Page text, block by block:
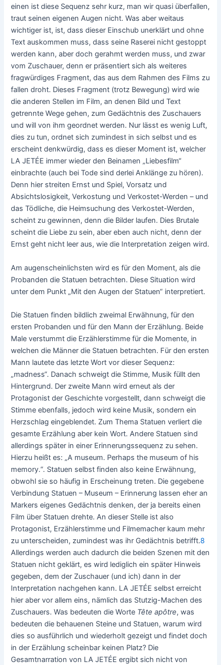
einen ist diese Sequenz sehr kurz, man wir quasi überfallen,
traut seinen eigenen Augen nicht. Was aber weitaus
wichtiger ist, ist, dass dieser Einschub unerklärt und ohne
Text auskommen muss, dass seine Raserei nicht gestoppt
werden kann, aber doch gerahmt werden muss, und zwar
vom Zuschauer, denn er präsentiert sich als weiteres
fragwürdiges Fragment, das aus dem Rahmen des Films zu
fallen droht. Dieses Fragment (trotz Bewegung) wird wie
die anderen Stellen im Film, an denen Bild und Text
getrennte Wege gehen, zum Gedächtnis des Zuschauers
und will von ihm geordnet werden. Nur lässt es wenig Luft,
dies zu tun, ordnet sich zumindest in sich selbst und es
erscheint denkwürdig, dass es dieser Moment ist, welcher
LA JETÉE immer wieder den Beinamen „Liebesfilm“
einbrachte (auch bei Tode sind derlei Anklänge zu hören).
Denn hier streiten Ernst und Spiel, Vorsatz und
Absichtslosigkeit, Verkostung und Verkostet-Werden – und
das Tödliche, die Heimsuchung des Verkostet-Werden,
scheint zu gewinnen, denn die Bilder laufen. Dies Brutale
scheint die Liebe zu sein, aber eben auch nicht, denn der
Ernst geht nicht leer aus, wie die Interpretation zeigen wird.
Am augenscheinlichsten wird es für den Moment, als die
Probanden die Statuen betrachten. Diese Situation wird
unter dem Punkt „Mit den Augen der Statuen“ interpretiert.
Die Statuen finden bildlich zweimal Erwähnung, für den
ersten Probanden und für den Mann der Erzählung. Beide
Male verstummt die Erzählerstimme für die Momente, in
welchen die Männer die Statuen betrachten. Für den ersten
Mann lautete das letzte Wort vor dieser Sequenz:
„madness“. Danach schweigt die Stimme, Musik füllt den
Hintergrund. Der zweite Mann wird erneut als der
Protagonist der Geschichte vorgestellt, dann schweigt die
Stimme ebenfalls, jedoch wird keine Musik, sondern ein
Herzschlag eingeblendet. Zum Thema Statuen verliert die
gesamte Erzählung aber kein Wort. Andere Statuen sind
allerdings später in einer Erinnerungssequenz zu sehen.
Hierzu heißt es: „A museum. Perhaps the museum of his
memory.“. Statuen selbst finden also keine Erwähnung,
obwohl sie so häufig in Erscheinung treten. Die gegebene
Verbindung Statuen – Museum – Erinnerung lassen eher an
Markers eigenes Gedächtnis denken, der ja bereits einen
Film über Statuen drehte. An dieser Stelle ist also
Protagonist, Erzählerstimme und Filmemacher kaum mehr
zu unterscheiden, zumindest was ihr Gedächtnis betrifft.8
Allerdings werden auch dadurch die beiden Szenen mit den
Statuen nicht geklärt, es wird lediglich ein später Hinweis
gegeben, dem der Zuschauer (und ich) dann in der
Interpretation nachgehen kann. LA JETÉE selbst erreicht
hier aber vor allem eins, nämlich das Stutzig-Machen des
Zuschauers. Was bedeuten die Worte Tête apôtre, was
bedeuten die behauenen Steine und Statuen, warum wird
dies so ausführlich und wiederholt gezeigt und findet doch
in der Erzählung scheinbar keinen Platz? Die
Gesamtnarration von LA JETÉE ergibt sich nicht von